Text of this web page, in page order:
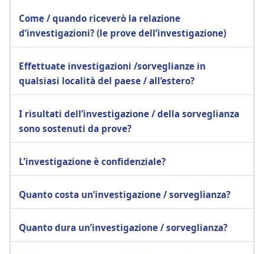
Come / quando riceverò la relazione
d’investigazioni? (le prove dell’investigazione)
Effettuate investigazioni /sorveglianze in
qualsiasi località del paese / all’estero?
I risultati dell’investigazione / della sorveglianza
sono sostenuti da prove?
L’investigazione è confidenziale?
Quanto costa un’investigazione / sorveglianza?
Quanto dura un’investigazione / sorveglianza?